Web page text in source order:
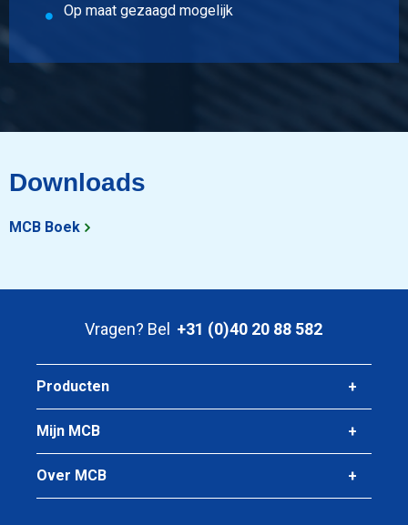
Stuks gewicht in kg
Bruto prijs
Koudv buisprofiel S235JR(H) 80x20x2 ca 6 mtr
Stuks gewicht in kg
Artikelnummer
5300-0021-40252
Omschrijving
Koudv buisprofiel S235JR(H) 40x25x2 ca 6 mtr
Stuks gewicht in kg
Bruto prijs
Op maat gezaagd mogelijk
Downloads
MCB Boek
Vragen? Bel +31 (0)40 20 88 582
Producten
Mijn MCB
Over MCB